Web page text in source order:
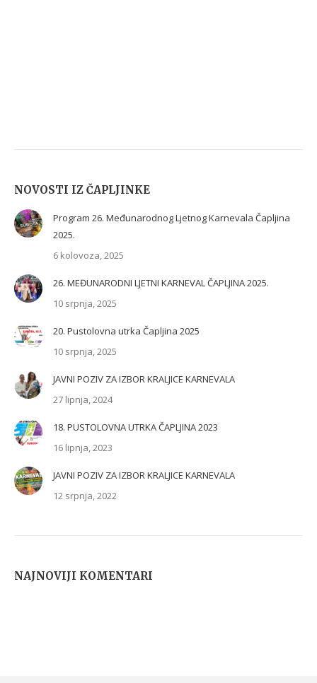
NOVOSTI IZ ČAPLJINKE
Program 26. Međunarodnog Ljetnog Karnevala Čapljina
2025.
6 kolovoza, 2025
26. MEĐUNARODNI LJETNI KARNEVAL ČAPLJINA 2025.
10 srpnja, 2025
20. Pustolovna utrka Čapljina 2025
10 srpnja, 2025
JAVNI POZIV ZA IZBOR KRALJICE KARNEVALA
27 lipnja, 2024
18. PUSTOLOVNA UTRKA ČAPLJINA 2023
16 lipnja, 2023
JAVNI POZIV ZA IZBOR KRALJICE KARNEVALA
12 srpnja, 2022
NAJNOVIJI KOMENTARI